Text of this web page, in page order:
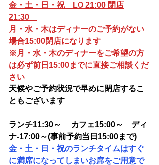
金・土・日・祝　LO 21:00 閉店
21:30
月・水・木はディナーのご予約がない
場合15:00閉店になります
※月・水・木のディナーをご希望の方
は必ず前日15:00までに直接ご相談くだ
さい
天候やご予約状況で早めに閉店するこ
ともございます
ランチ11:30～ 　カフェ15:00～　ディ
ナ-17:00～(事前予約当日15:00まで)
金・土・日・祝のランチタイムはすぐ
に満席になってしまいお席をご用意で